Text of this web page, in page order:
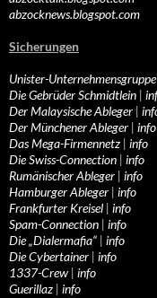
abzocknews.blogspot.com
Sicherungen
Unister-Unternehmensgruppe
Die Gebrüder Schmidtlein |
Der Malaysische Ableger |
Der Münchener Ableger | info
Das Mega-Firmennetz | info
Die Swiss-Connection | info
Rumänischer Ableger | info
Hamburger Ableger | info
Frankfurter Kreisel | info
Spam-Connection | info
Die „Dialermafia“ | info
Die Cybertainer | info
1337-Crew | info
Guerillaz | info